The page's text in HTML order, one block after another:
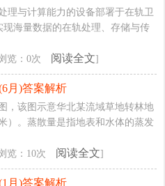
理与计算能力的设备部署于在轨卫
现海量数据的在轨处理、存储与传
览：0次 阅读全文]
月)答案解析
，该图示意华北某流域草地转林地
）。蒸散量是指地表和水体的蒸发
览：10次 阅读全文]
月)答案解析